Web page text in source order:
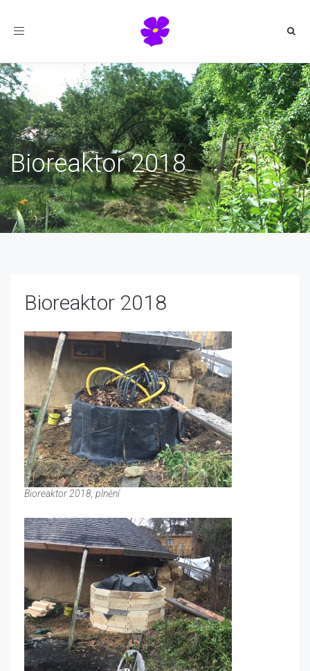
Toggle
Bioreaktor 2018
Bioreaktor 2018
Bioreaktor 2018, plnění